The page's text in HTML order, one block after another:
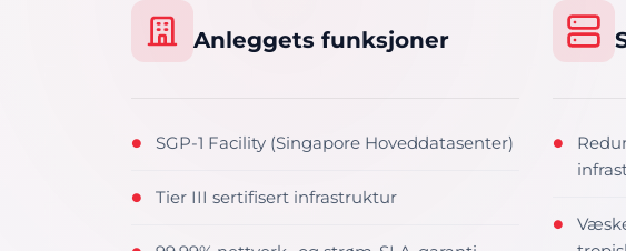
Anleggets funksjoner
● SGP-1 Facility (Singapore Hoveddatasenter)
● Tier III sertifisert infrastruktur
●
●